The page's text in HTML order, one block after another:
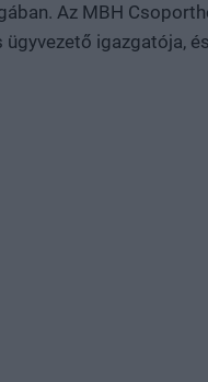
Az MBH
igazgatója,